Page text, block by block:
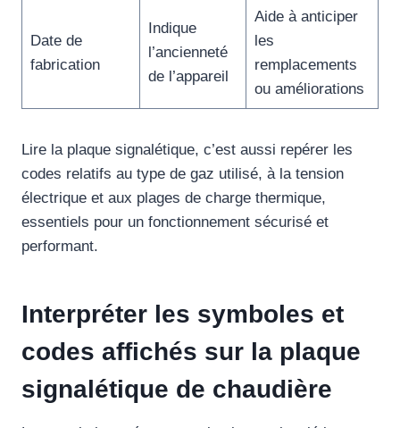
Date de
fabrication
Indique
l’ancienneté
de l’appareil
Aide à anticiper
les
remplacements
ou améliorations
Lire la plaque signalétique, c’est aussi repérer les
codes relatifs au type de gaz utilisé, à la tension
électrique et aux plages de charge thermique,
essentiels pour un fonctionnement sécurisé et
performant.
Interpréter les symboles et
codes affichés sur la plaque
signalétique de chaudière